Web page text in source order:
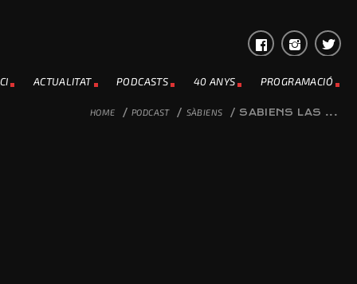
ACTUALITAT PODCASTS 40 ANYS PROGRAMACIÓ
HOME / PODCAST / SÀBIENS / SABIENS LAS ...